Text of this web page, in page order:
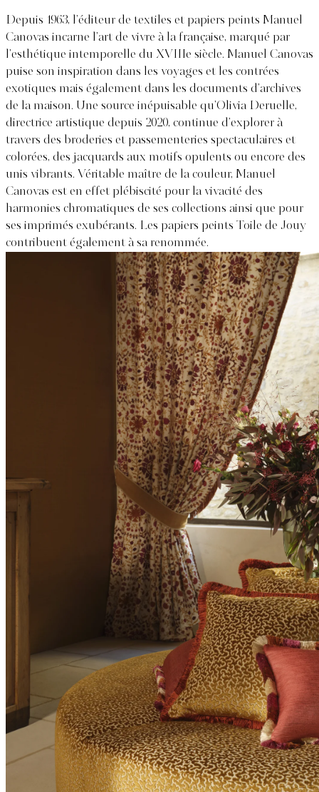
Depuis 1963, l’éditeur de textiles et papiers peints Manuel
Canovas incarne l’art de vivre à la française, marqué par
l’esthétique intemporelle du XVIIIe siècle. Manuel Canovas
puise son inspiration dans les voyages et les contrées
exotiques mais également dans les documents d’archives
de la maison. Une source inépuisable qu’Olivia Deruelle,
directrice artistique depuis 2020, continue d’explorer à
travers des broderies et passementeries spectaculaires et
colorées, des jacquards aux motifs opulents ou encore des
unis vibrants. Véritable maître de la couleur, Manuel
Canovas est en effet plébiscité pour la vivacité des
harmonies chromatiques de ses collections ainsi que pour
ses imprimés exubérants. Les papiers peints Toile de Jouy
contribuent également à sa renommée.